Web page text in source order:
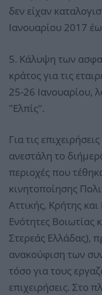
δεν είχαν
Ιανουαρίου 2017
5. Κάλυψη των
κράτος για τις
25-26 Ιανουαρίου,
"Ελπίς".
Για τις
ανεστάλη το
περιοχές που
κινητοποίησης
Αττικής, Κρήτης
Ενότητες Βοιωτίας
Στερεάς Ελλάδας),
ανακούφιση των
τόσο για τους
επιχειρήσεις. Στο